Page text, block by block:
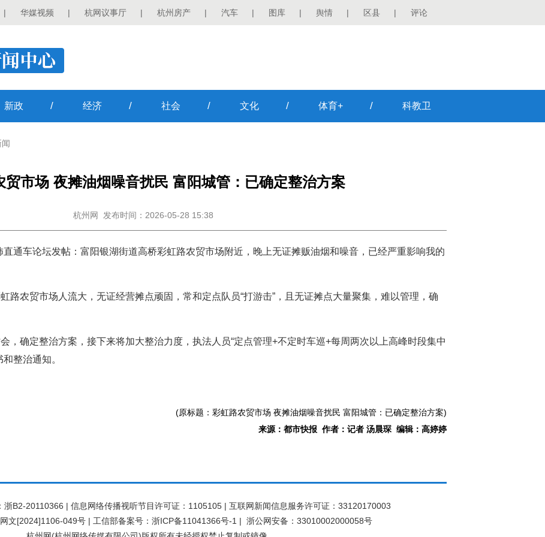
| 华媒视频 | 杭网议事厅 | 杭州房产 | 汽车 | 图库 | 舆情 | 区县 | 评论
新政 / 经济 / 社会 / 文化 / 体育+ / 科教卫
贸市场 夜摊油烟噪音扰民 富阳城管：已确定整治方案
杭州网 发布时间：2026-05-28 15:38
通车论坛发帖：富阳银湖街道高桥彩虹路农贸市场附近，晚上无证摊贩油烟和噪音，已经严重影响我的
路农贸市场人流大，无证经营摊点顽固，常和定点队员“打游击”，且无证摊点大量聚集，难以管理，确
，确定整治方案，接下来将加大整治力度，执法人员“定点管理+不定时车巡+每周两次以上高峰时段集中
整治通知。
(原标题：彩虹路农贸市场 夜摊油烟噪音扰民 富阳城管：已确定整治方案)
来源：都市快报 作者：记者 汤晨琛 编辑：高婷婷
浙B2-20110366 | 信息网络传播视听节目许可证：1105105 | 互联网新闻信息服务许可证：33120170003
文[2024]1106-049号| 工信部备案号：浙ICP备11041366号-1 | 浙公网安备：33010002000058号